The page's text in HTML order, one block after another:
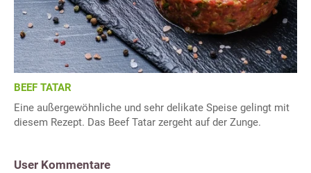
BEEF TATAR
Eine außergewöhnliche und sehr delikate Speise gelingt mit
diesem Rezept. Das Beef Tatar zergeht auf der Zunge.
User Kommentare